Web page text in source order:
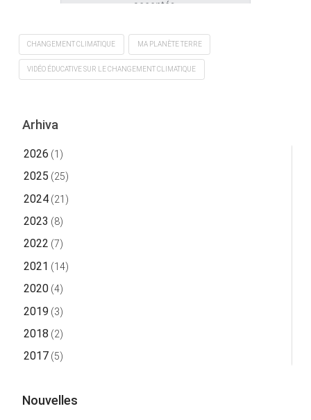
acceptés.
Accepter les cookies
CHANGEMENT CLIMATIQUE MA PLANÈTE TERRE
VIDÉO ÉDUCATIVE SUR LE CHANGEMENT CLIMATIQUE
Arhiva
2026 (1)
2025 (25)
2024(21)
2023 (8)
2022 (7)
2021 (14)
2020(4)
2019 (3)
2018 (2)
2017(5)
Nouvelles